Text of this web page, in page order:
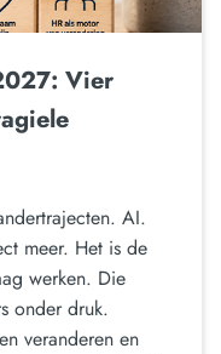
Vier
AI.
meer. Het is de
werken. Die
onder druk.
veranderen en